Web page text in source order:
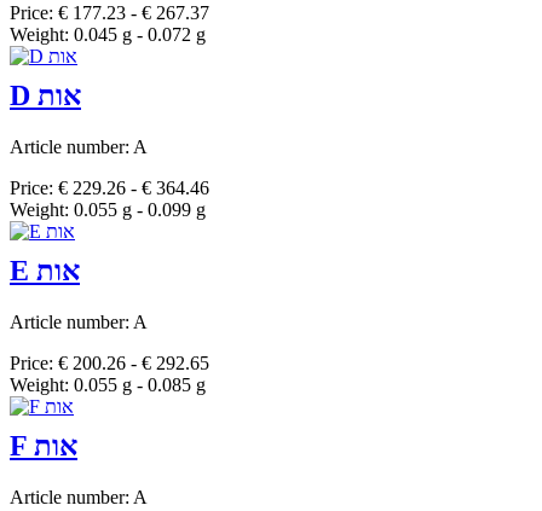
Price: € 177.23 - € 267.37
Weight: 0.045 g - 0.072 g
D אות
Article number: A
Price: € 229.26 - € 364.46
Weight: 0.055 g - 0.099 g
E אות
Article number: A
Price: € 200.26 - € 292.65
Weight: 0.055 g - 0.085 g
F אות
Article number: A